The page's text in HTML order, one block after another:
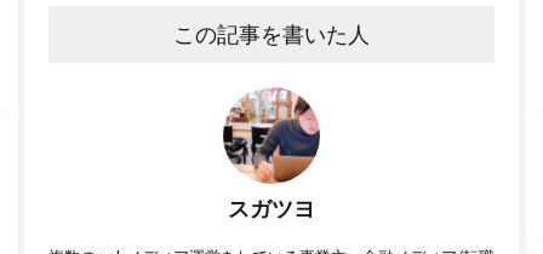
この記事を書いた人
スガツヨ